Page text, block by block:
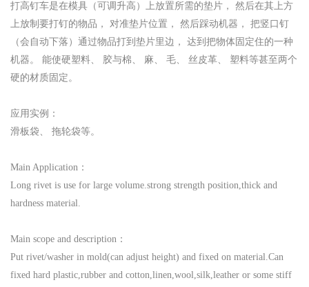
打高钉车是在模具（可调升高）上放置所需的垫片， 然后在其上方
上放制要打钉的物品， 对准垫片位置， 然后踩动机器， 把竖口钉
（会自动下落）通过物品打到垫片里边， 达到把物体固定住的一种
机器。 能使硬塑料、 胶与棉、 麻、 毛、 丝皮革、 塑料等甚至两个
硬的材质固定。
应用实例：
滑板袋、 拖轮袋等。
Main Application：
Long rivet is use for large volume.strong strength position,thick and
hardness material.
Main scope and description：
Put rivet/washer in mold(can adjust height) and fixed on material.Can
fixed hard plastic,rubber and cotton,linen,wool,silk,leather or some stiff